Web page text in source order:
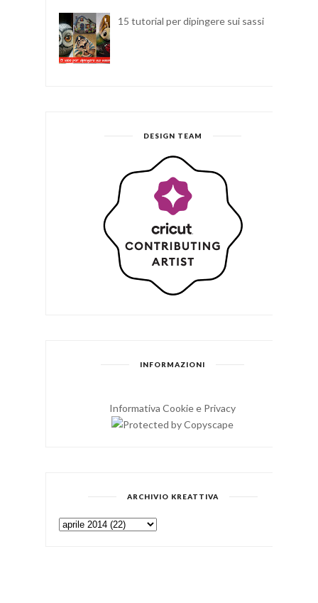
15 tutorial per dipingere sui sassi
DESIGN TEAM
INFORMAZIONI
Informativa Cookie e Privacy
ARCHIVIO KREATTIVA